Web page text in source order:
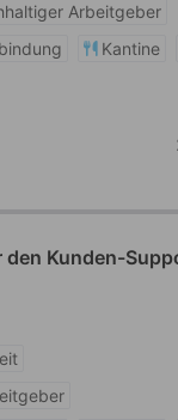
Arbeitgeber
Kantine
Kunden-